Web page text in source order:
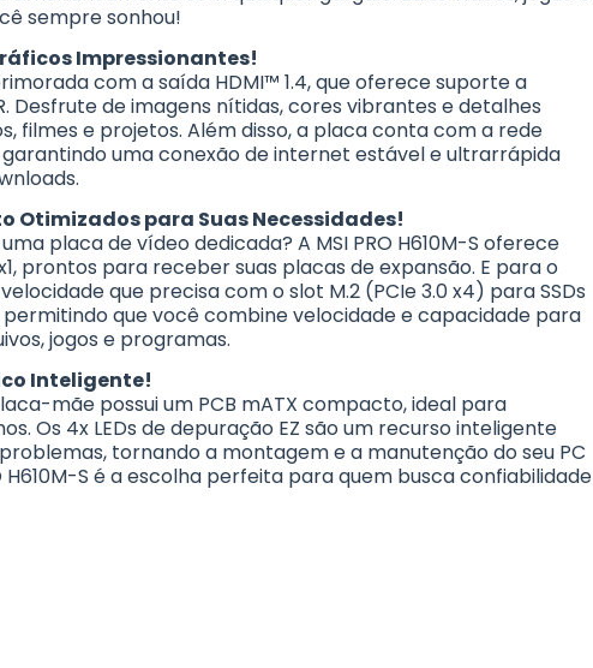
sempre sonhou!
Impressionantes!
com a saída HDMI™ 1.4, que oferece suporte a
Desfrute de imagens nítidas, cores vibrantes e detalhes
filmes e projetos. Além disso, a placa conta com a rede
garantindo uma conexão de internet estável e ultrarrápida
Otimizados para Suas Necessidades!
placa de vídeo dedicada? A MSI PRO H610M-S oferece
prontos para receber suas placas de expansão. E para o
que precisa com o slot M.2 (PCIe 3.0 x4) para SSDs
permitindo que você combine velocidade e capacidade para
jogos e programas.
Inteligente!
mãe possui um PCB mATX compacto, ideal para
Os 4x LEDs de depuração EZ são um recurso inteligente
tornando a montagem e a manutenção do seu PC
H610M-S é a escolha perfeita para quem busca confiabilidade